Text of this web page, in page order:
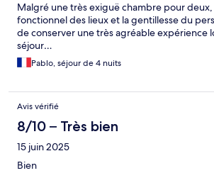
Malgré une très exiguë chambre pour
fonctionnel des lieux et la gentillesse du
de conserver une très agréable expérience
séjour…
Pablo, séjour de 4 nuits
Avis vérifié
8/10 – Très bien
15 juin 2025
Bien